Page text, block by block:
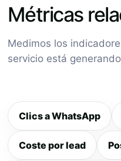
Métricas
Medimos los
servicio está
Clics a WhatsApp
Coste por lead